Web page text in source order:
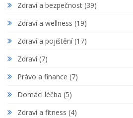
Zdraví a bezpečnost (39)
Zdraví a wellness (19)
Zdraví a pojištění(17)
Zdraví(7)
Právo a finance (7)
Domácí léčba (5)
Zdraví a fitness (4)